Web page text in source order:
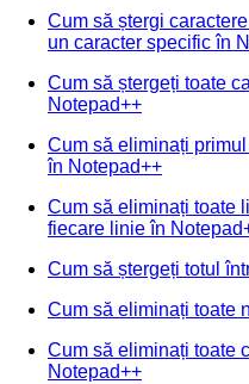
Cum să ștergi
un caracter specific în
Cum să ștergeți toate
Notepad++
Cum să eliminați
în Notepad++
Cum să eliminați toate
fiecare linie în
Cum să ștergeți totul
Cum să eliminați toate
Cum să eliminați toate
Notepad++